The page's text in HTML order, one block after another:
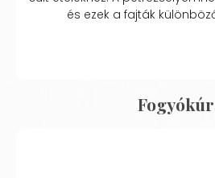
és ezek a fajták